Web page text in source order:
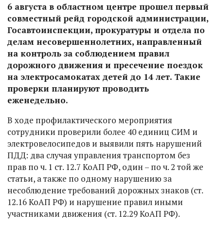
6 августа в областном центре прошел первый
совместный рейд городской администрации,
Госавтоинспекции, прокуратуры и отдела по
делам несовершеннолетних, направленный
на контроль за соблюдением правил
дорожного движения и пресечение поездок
на электросамокатах детей до 14 лет. Такие
проверки планируют проводить
еженедельно.
В ходе профилактического мероприятия
сотрудники проверили более 40 единиц СИМ и
электровелосипедов и выявили пять нарушений
ПДД: два случая управления транспортом без
прав по ч. 1 ст. 12.7 КоАП РФ, один – по ч. 2 той же
статьи, а также по одному нарушению за
несоблюдение требований дорожных знаков (ст.
12.16 КоАП РФ) и нарушение правил иными
участниками движения (ст. 12.29 КоАП РФ).